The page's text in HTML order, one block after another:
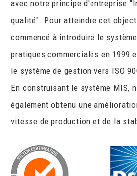
avec notre principe d'entreprise
qualité". Pour atteindre cet
commencé à introduire le
pratiques commerciales en 1999
le système de gestion vers ISO
En construisant le système MIS,
également obtenu une
vitesse de production et de la